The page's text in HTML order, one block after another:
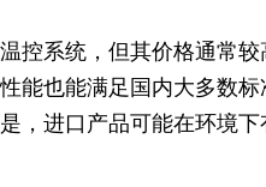
控系统，但其价格通常较
能也能满足国内大多数
，进口产品可能在环境